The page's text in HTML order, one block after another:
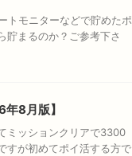
トモニターなどで貯めたポ
貯まるのか？ご参考下さ
8月版】
ミッションクリアで3300
すが初めてポイ活する方で